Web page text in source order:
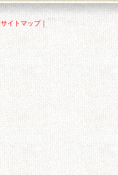
サイトマップ｜